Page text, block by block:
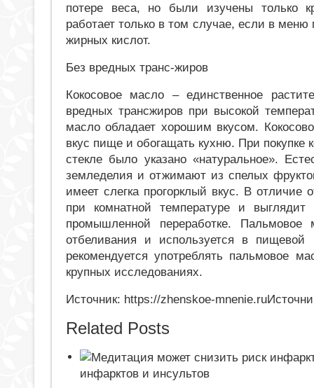
потере веса, но были изучены только
работает только в том случае, если в
жирных кислот.
Без вредных транс-жиров
Кокосовое масло – единственное
вредных трансжиров при высокой
масло обладает хорошим вкусом.
вкус пище и обогащать кухню. При покупке
стекле было указано «натуральное».
земледелия и отжимают из спелых
имеет слегка прогорклый вкус. В отличие
при комнатной температуре и
промышленной переработке. Пальмовое
отбеливания и используется в
рекомендуется употреблять пальмовое
крупных исследованиях.
Источник: https://zhenskoe-
Related Posts
инфарктов и инсультов